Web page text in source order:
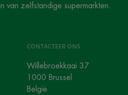
van zelfstandige supermarkten.
CONTACTEER ONS
Willebroekkaai 37
1000 Brussel
België